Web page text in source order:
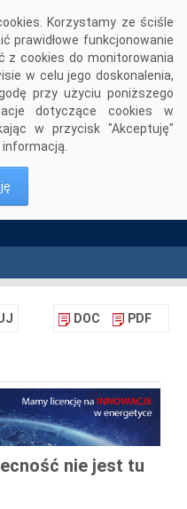
Korzystamy ze ściśle
prawidłowe funkcjonowanie
z cookies do monitorowania
w celu jego doskonalenia,
przy użyciu poniższego
dotyczące cookies w
w przycisk "Akceptuję"
Kierownik Projektu IT (m/k)
DOC PDF
nie jest tu